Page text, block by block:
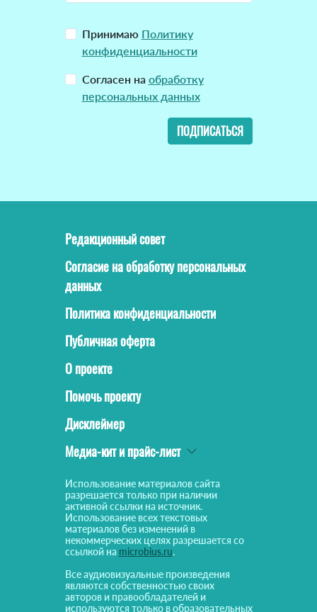
Принимаю Политику
конфиденциальности
Согласен на обработку
персональных данных
ПОДПИСАТЬСЯ
Редакционный совет
Согласие на обработку персональных
данных
Политика конфиденциальности
Публичная оферта
О проекте
Помочь проекту
Дисклеймер
Медиа-кит и прайс-лист
Использование материалов сайта
разрешается только при наличии
активной ссылки на источник.
Использование всех текстовых
материалов без изменений в
некоммерческих целях разрешается со
ссылкой на microbius.ru.
Все аудиовизуальные произведения
являются собственностью своих
авторов и правообладателей и
используются только в образовательных